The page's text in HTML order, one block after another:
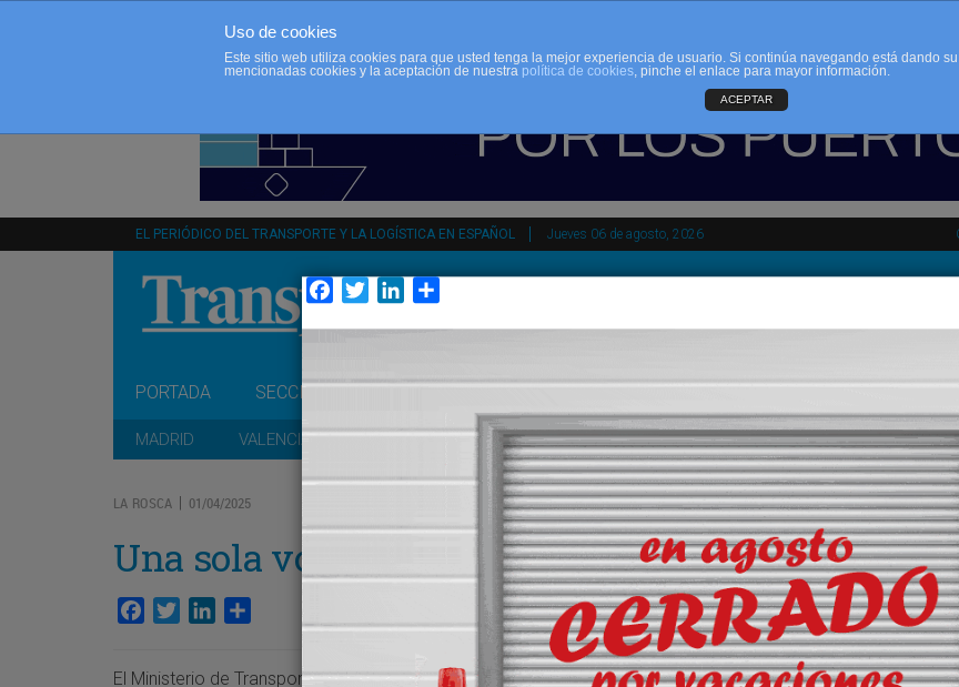
EL PERIÓDICO DEL TRANSPORTE Y LA LOGÍSTICA EN ESPAÑOL Jueves 06 de agosto, 2026
PORTADA SECCIONES
MADRID VALENCIA CATALUÑA ANDALUCÍA PAÍS VASCO ESPAÑA
LA ROSCA 01/04/2025
Una sola voz
Facebook
TwitterLinkedIn
El Ministerio de Transportes acaba de abrir el proceso de renovación del Comité Nacional; y el reto no es
Uso de cookies
Este sitio web utiliza cookies para que usted tenga la mejor experiencia de usuario. Si continúa navegando está dando
mencionadas cookies y la aceptación de nuestra política de cookies, pinche el enlace para mayor información.
ACEPTAR
Facebook
TwitterLinkedIn